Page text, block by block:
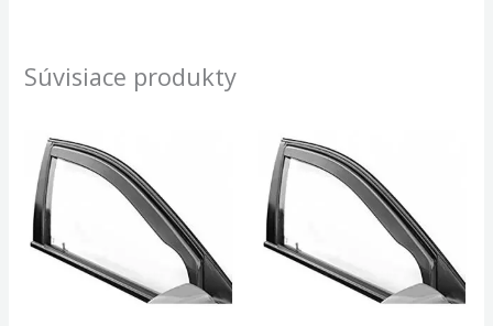
Súvisiace produkty